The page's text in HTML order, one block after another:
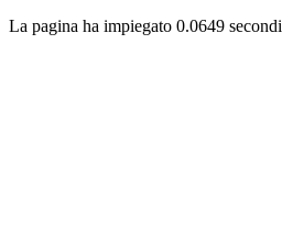
La pagina ha impiegato 0.0649 secondi